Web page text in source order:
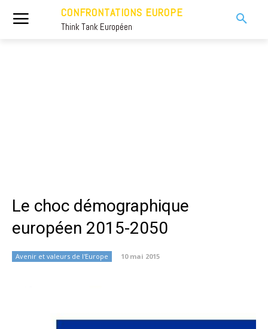
CONFRONTATIONS EUROPE
Think Tank Européen
Le choc démographique
européen 2015-2050
Avenir et valeurs de l'Europe 10 mai 2015